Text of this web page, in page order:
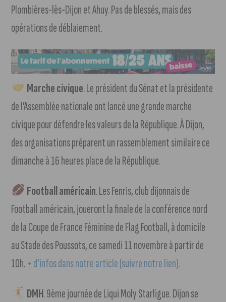
Plombières-lès-Dijon et Ahuy. Pas de blessés, mais des
opérations de déblaiement.
Marche civique. Le président du Sénat et la présidente
de l’Assemblée nationale ont lancé une grande marche
civique pour défendre les valeurs de la République. À Dijon,
des organisations préparent un rassemblement similaire ce
dimanche à 16 heures place de la République.
Football américain. Les Fenris, club dijonnais de
Football américain, joueront la finale de la conférence nord
de la Coupe de France Féminine de Flag Football, à domicile
au Stade des Poussots, ce samedi 11 novembre à partir de
10h.+ d’infos dans notre article (suivre notre lien).
DMH. 9ème journée de Liqui Moly Starligue. Dijon se